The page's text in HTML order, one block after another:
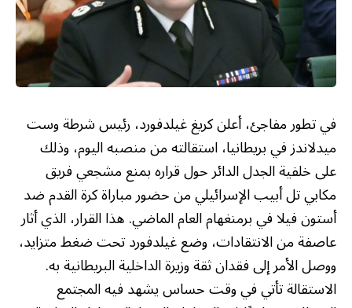
في تطور مفاجئ، أعلن كريغ غيلدفورد، رئيس شرطة وست
ميدلاندز في بريطانيا، استقالته من منصبه اليوم، وذلك
على خلفية الجدل الدائر حول قراره بمنع مشجعي فريق
مكابي تل أبيب الإسرائيلي من حضور مباراة كرة القدم ضد
أستون فيلا في برمنغهام العام الماضي. هذا القرار، الذي أثار
عاصفة من الانتقادات، وضع غيلدفورد تحت ضغط متزايد،
ووصل الأمر إلى فقدان ثقة وزيرة الداخلية البريطانية به.
الاستقالة تأتي في وقت حساس يشهد فيه المجتمع